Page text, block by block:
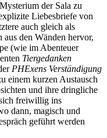
der Sala zu
Liebesbriefe von
auch gleich als
den Wänden hervor,
(wie im Abenteuer
Tiergedanken
PHExens Verständigung
einem kurzen Austausch
und ihre dringliche
freiwillig ins
dann, magisch und
geführt werden